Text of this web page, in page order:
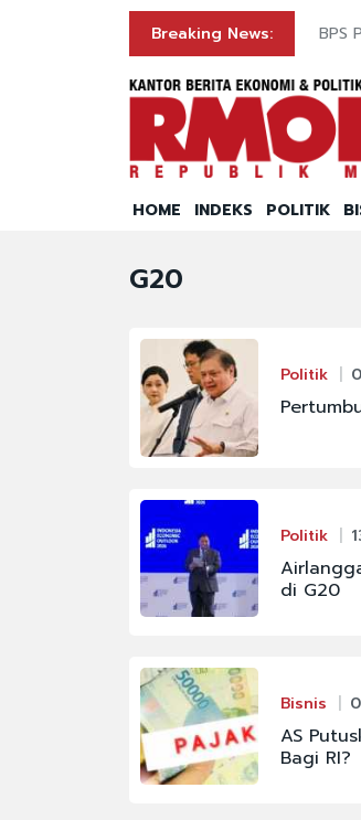
Breaking News: BPS
HOME INDEKS POLITIK
G20
Politik
Politik
di G20
Bisnis
AS
Bagi RI?